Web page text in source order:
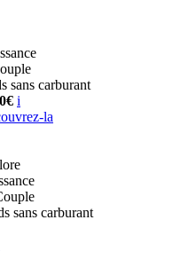
sans carburant
i
la
sans carburant